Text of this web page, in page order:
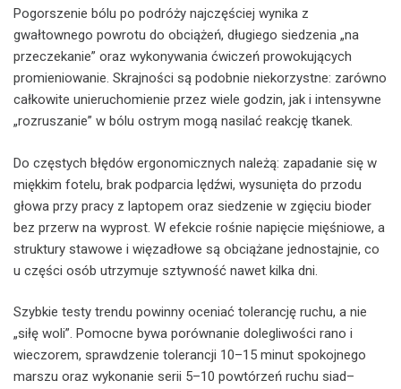
Pogorszenie bólu po podróży najczęściej wynika z
gwałtownego powrotu do obciążeń, długiego siedzenia „na
przeczekanie” oraz wykonywania ćwiczeń prowokujących
promieniowanie. Skrajności są podobnie niekorzystne: zarówno
całkowite unieruchomienie przez wiele godzin, jak i intensywne
„rozruszanie” w bólu ostrym mogą nasilać reakcję tkanek.
Do częstych błędów ergonomicznych należą: zapadanie się w
miękkim fotelu, brak podparcia lędźwi, wysunięta do przodu
głowa przy pracy z laptopem oraz siedzenie w zgięciu bioder
bez przerw na wyprost. W efekcie rośnie napięcie mięśniowe, a
struktury stawowe i więzadłowe są obciążane jednostajnie, co
u części osób utrzymuje sztywność nawet kilka dni.
Szybkie testy trendu powinny oceniać tolerancję ruchu, a nie
„siłę woli”. Pomocne bywa porównanie dolegliwości rano i
wieczorem, sprawdzenie tolerancji 10–15 minut spokojnego
marszu oraz wykonanie serii 5–10 powtórzeń ruchu siad–